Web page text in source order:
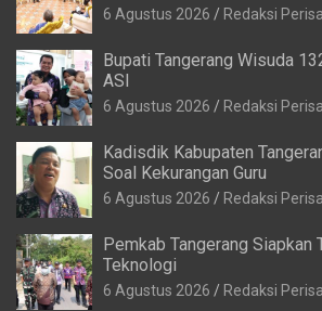
6 Agustus 2026 Redaksi
Bupati Tangerang Wisuda
ASI
6 Agustus 2026 Redaksi
Kadisdik Kabupaten
Soal Kekurangan Guru
6 Agustus 2026 Redaksi
Pemkab Tangerang Siapkan
Teknologi
6 Agustus 2026 Redaksi